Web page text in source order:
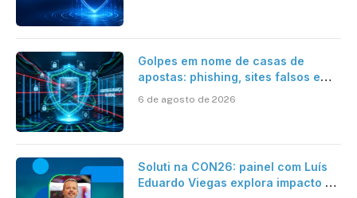
Golpes em nome de casas de
apostas: phishing, sites falsos e
6 de agosto de 2026
Soluti na CON26: painel com Luís
Eduardo Viegas explora impacto de